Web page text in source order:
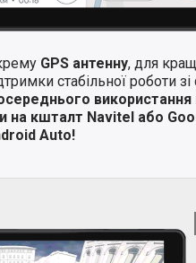
GPS антенну, для
стабільної роботи
на кшталт Navitel або
Auto!